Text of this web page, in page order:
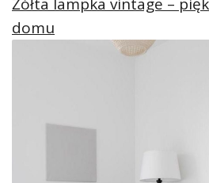
Żółta lampka vintage –
domu